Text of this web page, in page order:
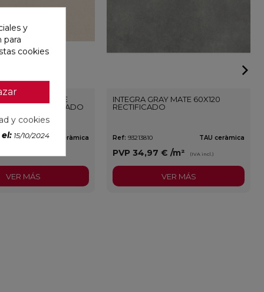
WALL WHITE
RECTIFICADO
TAU ceràmica
VER MÁS
INTEGRA GRAY MATE 60X120
RECTIFICADO
Ref: 93213810 TAU ceràmica
PVP 34,97 €/m² (IVA incl.)
VER MÁS
y
para
cookies
y cookies
15/10/2024